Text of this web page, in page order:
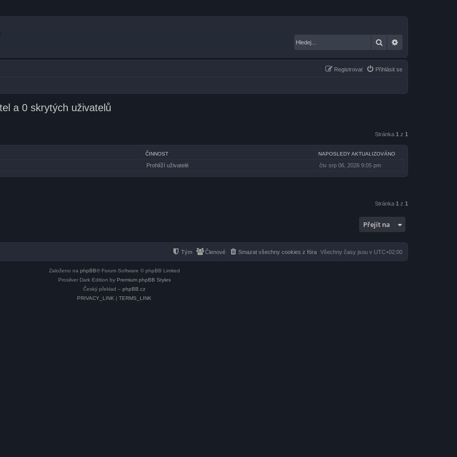
Hledat
Přihlásit se
Registrovat
a 0 skrytých uživatelů
Stránka 1 z 1
ČINNOST NAPOSLEDY AKTUALIZOVÁNO
Prohlíží uživatelé čtv srp 06, 2026 9:05 pm
Stránka 1 z 1
Přejít na
Všechny časy jsou v UTC+02:00
Smazat všechny cookies z fóra
Členové
Tým
Založeno na phpBB® Forum Software © phpBB Limited
Prosilver Dark Edition by Premium phpBB Styles
Český překlad – phpBB.cz
PRIVACY_LINK | TERMS_LINK